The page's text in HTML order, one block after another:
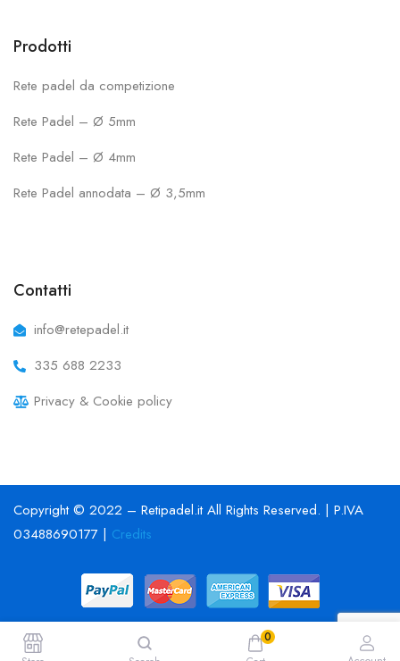
Prodotti
Rete padel da competizione
Rete Padel – Ø 5mm
Rete Padel – Ø 4mm
Rete Padel annodata – Ø 3,5mm
Contatti
info@retepadel.it
335 688 2233
Privacy & Cookie policy
Copyright © 2022 – Retipadel.it All Rights Reserved. | P.IVA
03488690177 | Credits
0